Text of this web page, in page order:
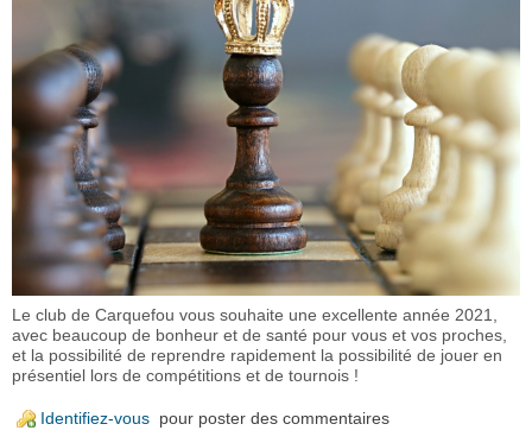
Le club de Carquefou vous souhaite une excellente année 2021,
avec beaucoup de bonheur et de santé pour vous et vos proches,
et la possibilité de reprendre rapidement la possibilité de jouer en
présentiel lors de compétitions et de tournois !
Identifiez-vous pour poster des commentaires